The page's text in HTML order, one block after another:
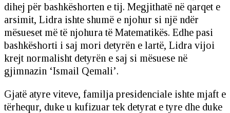
dihej për bashkëshorten e tij. Megjithatë në qarqet e
arsimit, Lidra ishte shumë e njohur si një ndër
mësueset më të njohura të Matematikës. Edhe pasi
bashkëshorti i saj mori detyrën e lartë, Lidra vijoi
krejt normalisht detyrën e saj si mësuese në
gjimnazin ‘Ismail Qemali’.
Gjatë atyre viteve, familja presidenciale ishte mjaft e
tërhequr, duke u kufizuar tek detyrat e tyre dhe duke